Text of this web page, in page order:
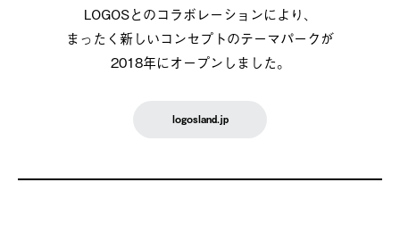
LOGOSとのコラボレーションにより、
まったく新しいコンセプトのテーマパークが
2018年にオープンしました。
logosland.jp